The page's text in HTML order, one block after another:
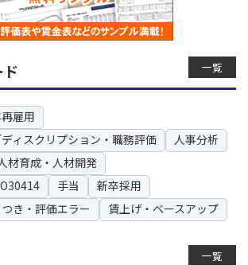
一覧
雇用
ィスクリプション・職務評価
人事分析
材育成・人材開発
手当
新卒採用
き・評価エラー
賃上げ・ベースアップ
一覧